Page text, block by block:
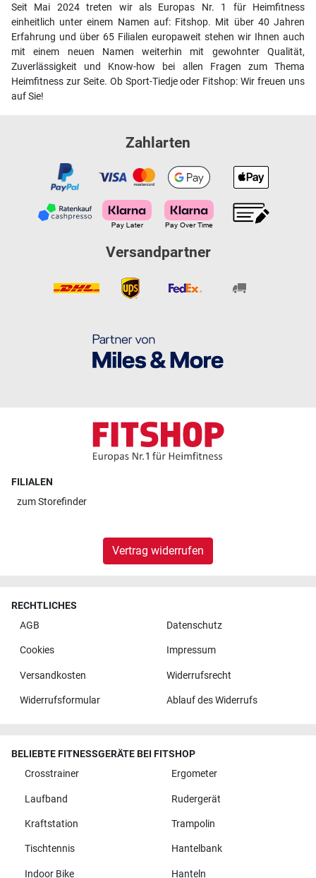
Seit Mai 2024 treten wir als Europas Nr. 1 für Heimfitness
einheitlich unter einem Namen auf: Fitshop. Mit über 40 Jahren
Erfahrung und über 65 Filialen europaweit stehen wir Ihnen auch
mit einem neuen Namen weiterhin mit gewohnter Qualität,
Zuverlässigkeit und Know-how bei allen Fragen zum Thema
Heimfitness zur Seite. Ob Sport-Tiedje oder Fitshop: Wir freuen uns
auf Sie!
Zahlarten
Versandpartner
FILIALEN
zumStorefinder
Vertrag widerrufen
RECHTLICHES
AGB
Datenschutz
Cookies Impressum
Versandkosten Widerrufsrecht
Widerrufsformular Ablauf des Widerrufs
BELIEBTE FITNESSGERÄTE BEI FITSHOP
Crosstrainer
Ergometer
Laufband Rudergerät
Kraftstation Trampolin
Tischtennis Hantelbank
Indoor Bike Hanteln